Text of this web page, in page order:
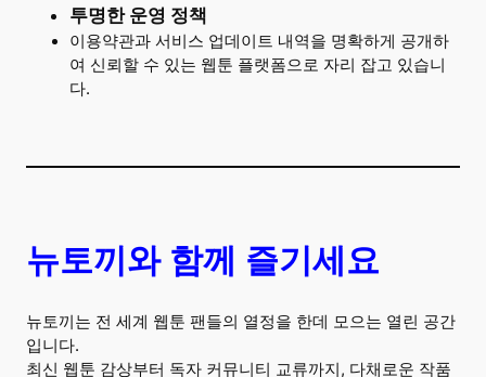
투명한 운영 정책
이용약관과 서비스 업데이트 내역을 명확하게 공개하
여 신뢰할 수 있는 웹툰 플랫폼으로 자리 잡고 있습니
다.
뉴토끼와 함께 즐기세요
뉴토끼는 전 세계 웹툰 팬들의 열정을 한데 모으는 열린 공간
입니다.
최신 웹툰 감상부터 독자 커뮤니티 교류까지, 다채로운 작품